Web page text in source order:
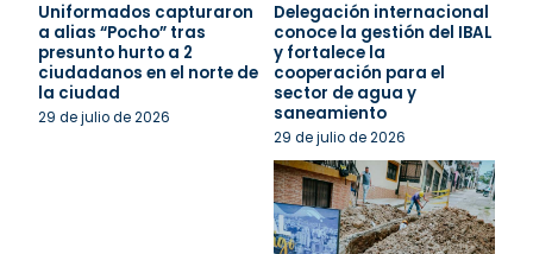
Uniformados capturaron
a alias “Pocho” tras
presunto hurto a 2
ciudadanos en el norte de
la ciudad
29 de julio de 2026
Delegación internacional
conoce la gestión del IBAL
y fortalece la
cooperación para el
sector de agua y
saneamiento
29 de julio de 2026